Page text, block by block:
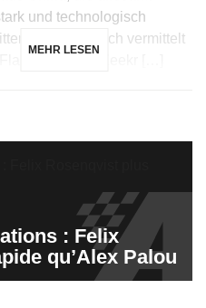
und technologisch
sind. Dennoch vermittelt
MEHR LESEN
: Felix
qu’Alex Palou